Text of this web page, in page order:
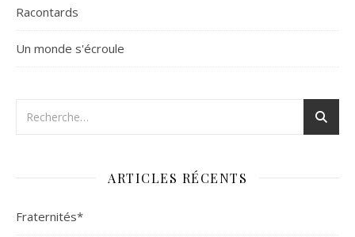
Racontards
Un monde s'écroule
ARTICLES RÉCENTS
Fraternités*